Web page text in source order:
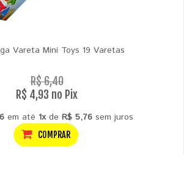
Vareta Mini Toys 19 Varetas
R$ 6,40
R$ 4,93 no Pix
em até 1xde R$ 5,76sem juros
COMPRAR